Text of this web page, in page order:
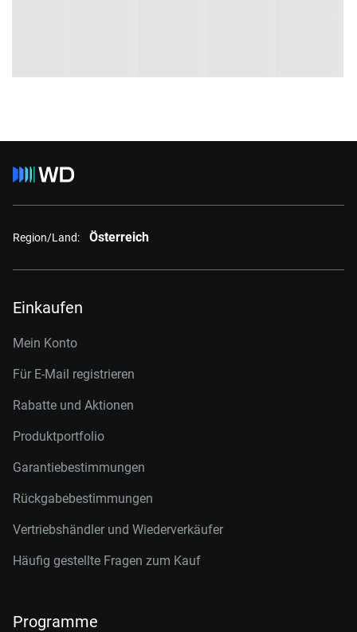
Region/Land: Österreich
Einkaufen
Mein Konto
Für E-Mail registrieren
Rabatte und Aktionen
Produktportfolio
Garantiebestimmungen
Rückgabebestimmungen
Vertriebshändler und Wiederverkäufer
Häufig gestellte Fragen zum Kauf
Programme